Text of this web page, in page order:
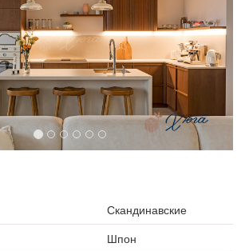
Скандинавские
Шпон